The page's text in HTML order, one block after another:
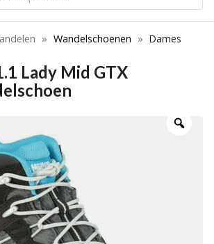
» Wandelschoenen » Dames
Lady Mid GTX